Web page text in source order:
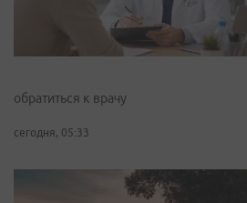
обратиться к врачу
сегодня, 05:33